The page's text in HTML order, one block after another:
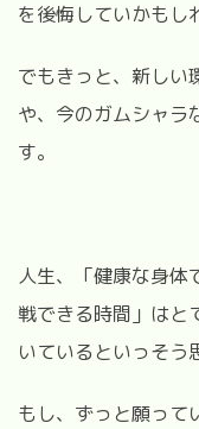
を後悔していかもし
でもきっと、新しい
や、今のガムシャラ
す。
人生、「健康な身体
戦できる時間」はと
いているといっそう
もし、ずっと願って